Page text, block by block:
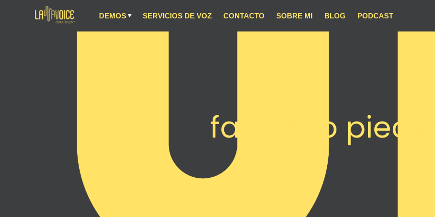
DEMOS SERVICIOS DE VOZ CONTACTO SOBRE MI BLOG PODCAST
falling to